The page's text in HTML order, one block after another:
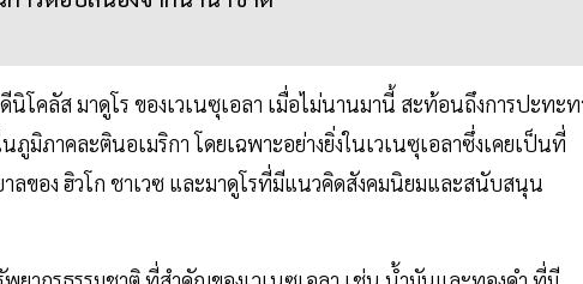
โคลัส มาดูโร ของเวเนซุเอลา เมื่อไม่นานมานี้ สะท้อนถึงการปะทะท
ภูมิภาคละตินอเมริกา โดยเฉพาะอย่างยิ่งในเวเนซุเอลาซึ่งเคยเป็นที่
ลของ ฮิวโก ชาเวซ และมาดูโรที่มีแนวคิดสังคมนิยมและสนับสนุน